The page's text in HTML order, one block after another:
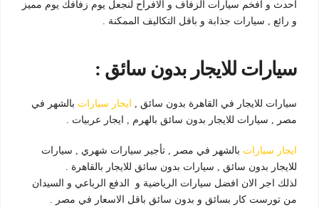
احدث و افخم سيارات الزفاف و الافراح لنجعل يوم زفافك يوم مميز
و رائع , سيارات جذابة و باقل التكاليف الممكنة .
سيارات للايجار بدون سائق :
سيارات للايجار في القاهرة بدون سائق , ايجار سيارات بالشهر في
مصر , سيارات للايجار بدون سائق بالهرم , ايجار عربيات .
ايجار سيارات بالشهر في مصر , تأجير سيارات شهري , سيارات
للايجار بدون سائق , سيارات بدون سائق للايجار بالقاهرة .
لذلك اجر الان افضل سيارات الرياضية و الدفع الرباعي و السيدان
من تورست كار بسائق و بدون سائق باقل الاسعار في مصر .